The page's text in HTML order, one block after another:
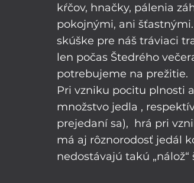
kŕčov, hnačky, pálenia
pokojnými, ani
skúške pre náš tráviaci
len počas Štedrého
potrebujeme na prežitie.
Pri vzniku pocitu plnosti
množstvo jedla ,
prejedaní sa),  hrá pri
má aj rôznorodosť jedál
nedostávajú takú